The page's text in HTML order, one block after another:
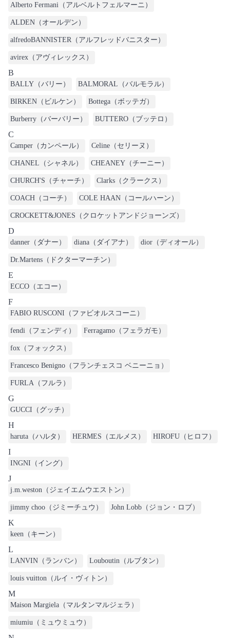
Alberto Fermani（アルベルトフェルマーニ）
ALDEN（オールデン）
alfredoBANNISTER（アルフレッドバニスター）
avirex（アヴィレックス）
B
BALLY（バリー） BALMORAL（バルモラル）
BIRKEN（ビルケン） Bottega（ボッテガ）
Burberry（バーバリー） BUTTERO（ブッテロ）
C
Camper（カンペール） Celine（セリーヌ）
CHANEL（シャネル） CHEANEY（チーニー）
CHURCH'S（チャーチ） Clarks（クラークス）
COACH（コーチ） COLE HAAN（コールハーン）
CROCKETT&JONES（クロケットアンドジョーンズ）
D
danner（ダナー） diana（ダイアナ） dior（ディオール）
Dr.Martens（ドクターマーチン）
E
ECCO（エコー）
F
FABIO RUSCONI（ファビオルスコーニ）
fendi（フェンディ） Ferragamo（フェラガモ）
fox（フォックス）
Francesco Benigno（フランチェスコ ベニーニョ）
FURLA（フルラ）
G
GUCCI（グッチ）
H
haruta（ハルタ） HERMES（エルメス） HIROFU（ヒロフ）
I
INGNI（イング）
J
j.m.weston（ジェイエムウエストン）
jimmy choo（ジミーチュウ） John Lobb（ジョン・ロブ）
K
keen（キーン）
L
LANVIN（ランバン） Louboutin（ルブタン）
louis vuitton（ルイ・ヴィトン）
M
Maison Margiela（マルタンマルジェラ）
miumiu（ミュウミュウ）